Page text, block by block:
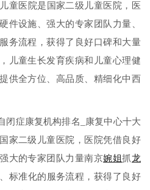
童医院是国家二级儿童医院，医
件设施、强大的专家团队力量、
务流程，获得了良好口碑和大量
儿童生长发育疾病和儿童心理健
供全方位、高品质、精细化中西
症康复机构排名_康复中心十大
家二级儿童医院，医院凭借良好
大的专家团队力量南京婉姐抓龙
标准化的服务流程，获得了良好